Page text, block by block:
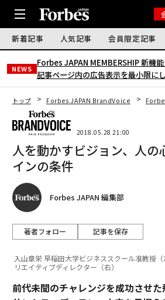
新着記事 人気記事 会員限定記事
NEWS
Forbes JAPAN MEMBERSHIP 新機能
記事ページ内の広告表示を最小限に
トップ Forbes JAPAN BrandVoice
2018.05.28 21:00
人を動かすビジョン、人の
インの条件
Forbes JAPAN 編集部
著者フォロー 記事を保存
入山章栄 早稲田大学ビジネススクール准教授
リエイティブディレクター（右）
前代未聞のチャレンジを成功させた